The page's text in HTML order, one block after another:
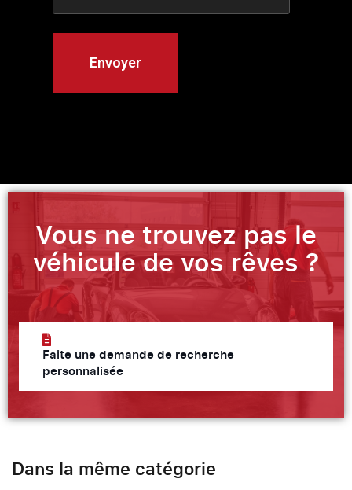
Vous ne trouvez pas le
véhicule de vos rêves ?
Faite une demande de recherche
personnalisée
Dans la même catégorie